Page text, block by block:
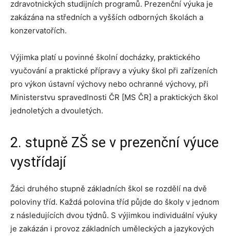
zdravotnických studijních programů. Prezenční výuka je
zakázána na středních a vyšších odborných školách a
konzervatořích.
Výjimka platí u povinné školní docházky, praktického
vyučování a praktické přípravy a výuky škol při zařízeních
pro výkon ústavní výchovy nebo ochranné výchovy, při
Ministerstvu spravedlnosti ČR [MS ČR] a praktických škol
jednoletých a dvouletých.
2. stupně ZŠ se v prezenční výuce
vystřídají
Žáci druhého stupně základních škol se rozdělí na dvě
poloviny tříd. Každá polovina tříd půjde do školy v jednom
z následujících dvou týdnů. S výjimkou individuální výuky
je zakázán i provoz základních uměleckých a jazykových